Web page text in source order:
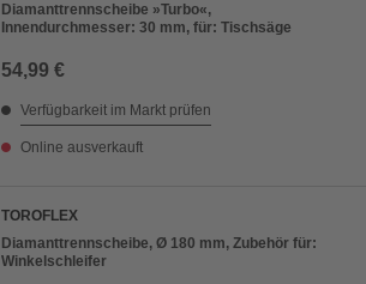
Diamanttrennscheibe »Turbo«,
Innendurchmesser: 30 mm, für: Tischsäge
54,99 €
Verfügbarkeit im Markt prüfen
Online ausverkauft
TOROFLEX
Diamanttrennscheibe, Ø 180 mm, Zubehör für:
Winkelschleifer